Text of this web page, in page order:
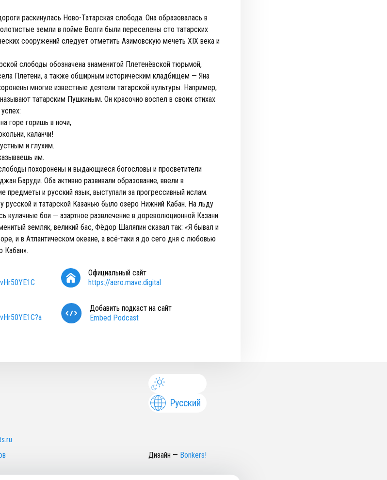
раскинулась Ново-Татарская слобода. Она образовалась в
земли в пойме Волги были переселены сто татарских
сооружений следует отметить Азимовскую мечеть XIX века и
слободы обозначена знаменитой Плетенёвской тюрьмой,
Плетени, а также обширным историческим кладбищем — Яна
многие известные деятели татарской культуры. Например,
татарским Пушкиным. Он красочно воспел в своих стихах
горе горишь в ночи,
каланчи!
и глухим.
им.
похоронены и выдающиеся богословы и просветители
Баруди. Оба активно развивали образование, ввели в
предметы и русский язык, выступали за прогрессивный ислам.
русской и татарской Казанью было озеро Нижний Кабан. На льду
кулачные бои — азартное развлечение в дореволюционной Казани.
земляк, великий бас, Фёдор Шаляпин сказал так: «Я бывал и
и в Атлантическом океане, а всё-таки я до сего дня с любовью
Кабан».
Официальный сайт
https://aero.mave.digital
Добавить подкаст на сайт
Embed Podcast
Русский
Дизайн — Bonkers!